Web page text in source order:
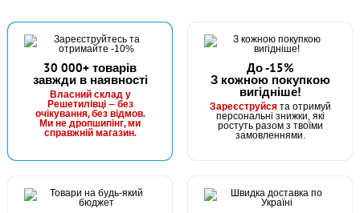
30 000+ товарів
завжди в наявності
Власний склад у
Решетилівці — без
очікування, без відмов.
Ми не дропшипінг, ми
справжній магазин.
До -15%
З кожною покупкою
вигідніше!
Зареєструйсята отримуй
персональні знижки, які
ростуть разом з твоїми
замовленнями.